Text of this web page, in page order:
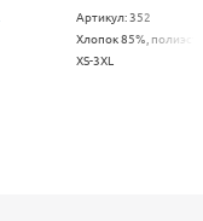
Артикул: 352
Хлопок 85%,
XS-3XL